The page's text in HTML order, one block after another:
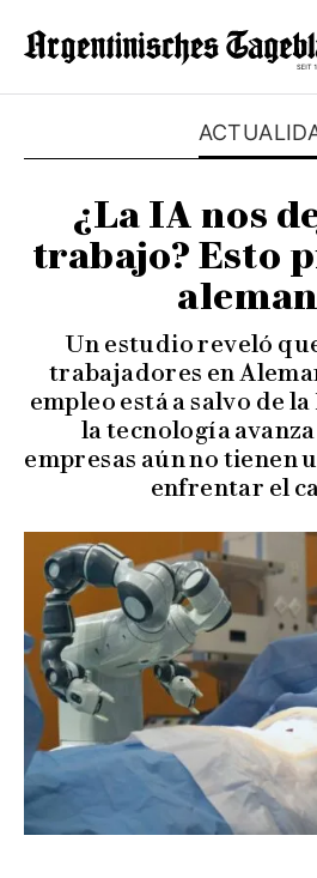
¿La IA nos
trabajo? Esto
Un estudio reveló
trabajadores en
empleo está a salvo de
la tecnología
empresas aún no tienen
enfrentar el